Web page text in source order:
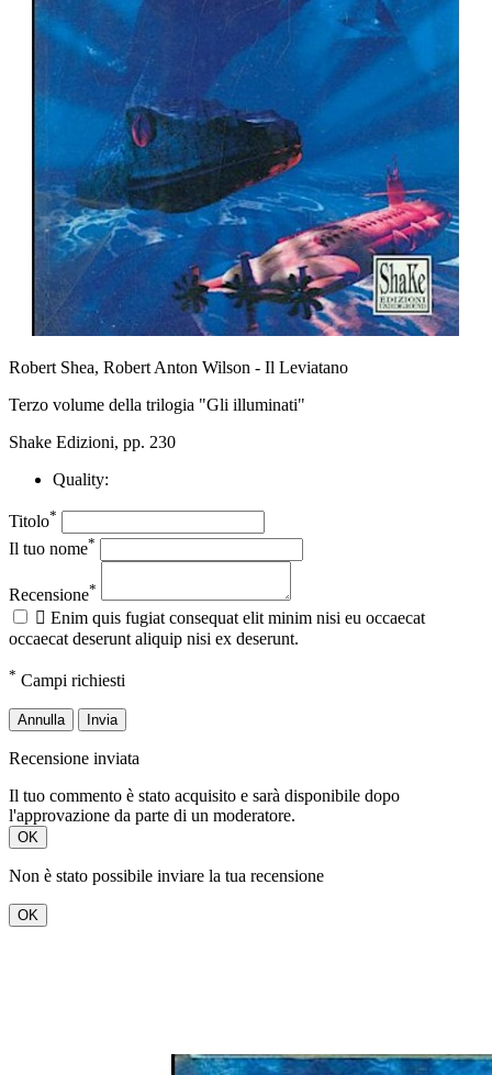
Robert Shea, Robert Anton Wilson - Il Leviatano
Terzo volume della trilogia "Gli illuminati"
Shake Edizioni, pp. 230
Quality:
Titolo*
Il tuo nome*
Recensione*
 Enim quis fugiat consequat elit minim nisi eu occaecat
occaecat deserunt aliquip nisi ex deserunt.
* Campi richiesti
Annulla Invia
Recensione inviata
Il tuo commento è stato acquisito e sarà disponibile dopo
l'approvazione da parte di un moderatore.
OK
Non è stato possibile inviare la tua recensione
OK